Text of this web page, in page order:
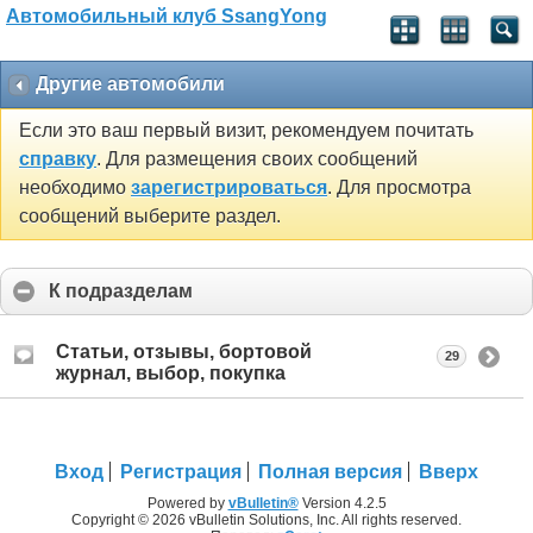
Автомобильный клуб SsangYong
Другие автомобили
Если это ваш первый визит, рекомендуем почитать
справку. Для размещения своих сообщений
необходимо зарегистрироваться. Для просмотра
сообщений выберите раздел.
К подразделам
Статьи, отзывы, бортовой
журнал, выбор, покупка
29
Вход Регистрация Полная версия Вверх
Powered by vBulletin®Version 4.2.5
Copyright © 2026 vBulletin Solutions, Inc. All rights reserved.